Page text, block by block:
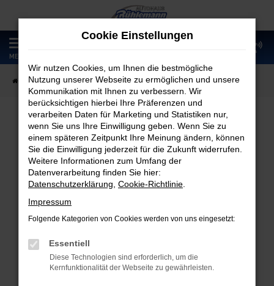
Zum
Hauptinhalt
springen
MENÜ
Startseite Fahrzeugangebote Fahrzeugmarkt
Fahrzeugmarkt
Fehler: Network Error
Beim Laden ist ein Fehler aufgetreten.
Hier sind ein paar Tipps, die dir helfen können:
Überprüfe deine Firewall und deine
Cookie Einstellungen
Wir nutzen Cookies, um Ihnen die bestmögliche
Nutzung unserer Webseite zu ermöglichen und unsere
Kommunikation mit Ihnen zu verbessern. Wir
berücksichtigen hierbei Ihre Präferenzen und
verarbeiten Daten für Marketing und Statistiken nur,
wenn Sie uns Ihre Einwilligung geben. Wenn Sie zu
einem späteren Zeitpunkt Ihre Meinung ändern, können
Sie die Einwilligung jederzeit für die Zukunft widerrufen.
Weitere Informationen zum Umfang der
Datenverarbeitung finden Sie hier:
Datenschutzerklärung Cookie-Richtlinie
Impressum
Folgende Kategorien von Cookies werden von uns eingesetzt:
Essentiell
Diese Technologien sind erforderlich, um die
Kernfunktionalität der Webseite zu gewährleisten.